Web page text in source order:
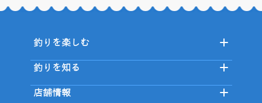
釣りを楽しむ
釣りを知る
店舗情報